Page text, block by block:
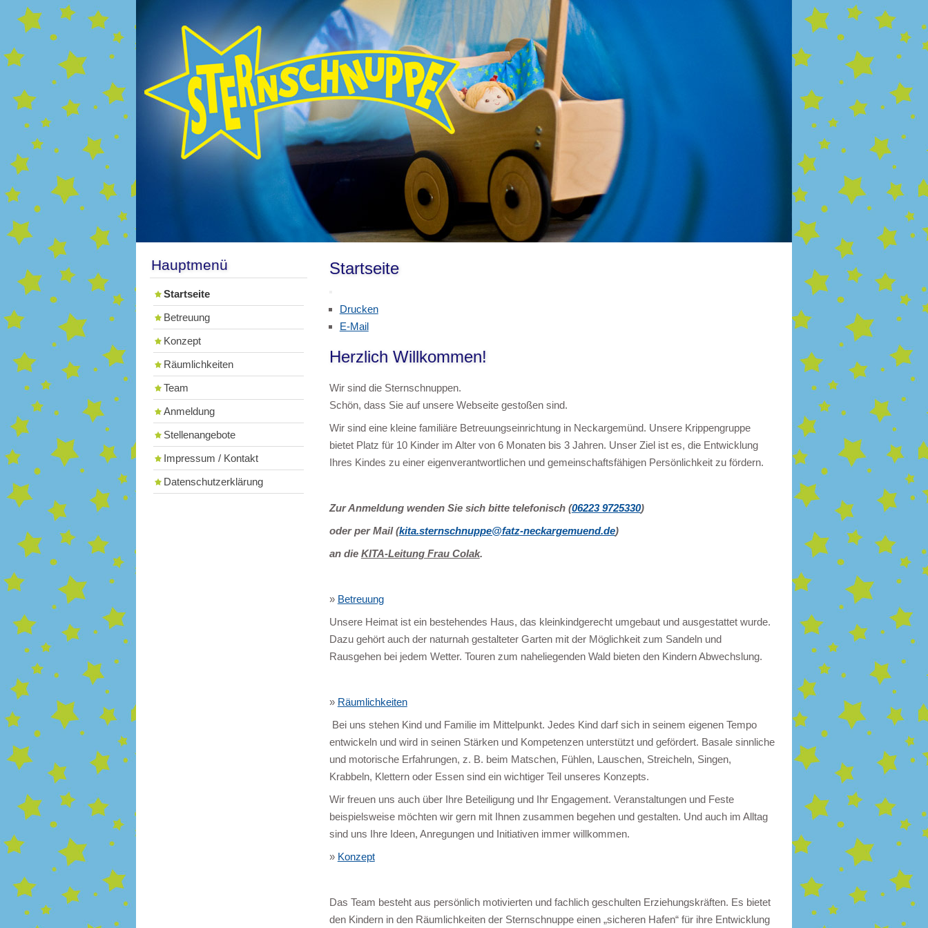
Hauptmenü
Startseite
Betreuung
Konzept
Räumlichkeiten
Team
Anmeldung
Stellenangebote
Impressum / Kontakt
Datenschutzerklärung
Startseite
Drucken
E-Mail
Herzlich Willkommen!
Wir sind die Sternschnuppen.
Schön, dass Sie auf unsere Webseite gestoßen sind.
Wir sind eine kleine familiäre Betreuungseinrichtung in Neckargemünd. UnsereKrippengruppe
bietet Platz für 10 Kinder im Alter von 6 Monaten bis 3 Jahren. Unser Ziel ist es, die Entwicklung
Ihres Kindes zu einer eigenverantwortlichen und gemeinschaftsfähigen Persönlichkeit zu fördern.
Zur Anmeldung wenden Sie sich bitte telefonisch (06223 9725330)
oder per Mail (kita.sternschnuppe@fatz-neckargemuend.de)
an die KITA-Leitung Frau Colak.
» Betreuung
Unsere Heimat ist ein bestehendes Haus, das kleinkindgerecht umgebaut und ausgestattet wurde.
Dazu gehört auch der naturnah gestalteter Garten mit der Möglichkeit zum Sandeln und
Rausgehen bei jedem Wetter. Touren zum naheliegenden Wald bieten den Kindern Abwechslung.
» Räumlichkeiten
Bei uns stehen Kind und Familie im Mittelpunkt. Jedes Kind darf sich in seinem eigenen Tempo
entwickeln und wird in seinen Stärken und Kompetenzen unterstützt und gefördert. Basale sinnliche
und motorische Erfahrungen, z. B. beim Matschen, Fühlen, Lauschen, Streicheln, Singen,
Krabbeln, Klettern oder Essen sind ein wichtiger Teil unseres Konzepts.
Wir freuen uns auch über Ihre Beteiligung und Ihr Engagement. Veranstaltungen und Feste
beispielsweise möchten wir gern mit Ihnen zusammen begehen und gestalten. Und auch im Alltag
sind uns Ihre Ideen, Anregungen und Initiativen immer willkommen.
» Konzept
Das Team besteht aus persönlich motivierten und fachlich geschulten Erziehungskräften. Es bietet
den Kindern in den Räumlichkeiten der Sternschnuppe einen „sicheren Hafen“ für ihre Entwicklung